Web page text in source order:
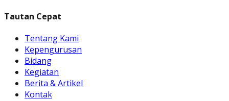
Tautan Cepat
Tentang Kami
Kepengurusan
Bidang
Kegiatan
Berita & Artikel
Kontak